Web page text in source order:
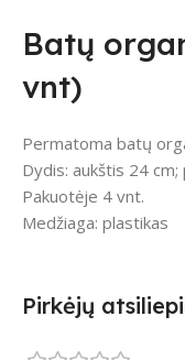
Batų
vnt)
Permatoma batų
Dydis: aukštis 24
Pakuotėje 4 vnt.
Medžiaga: plastikas
Pirkėjų